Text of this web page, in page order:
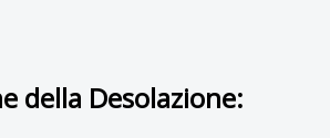
della Desolazione: